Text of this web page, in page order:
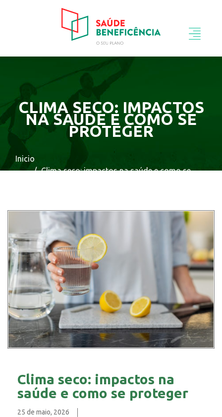
CLIMA SECO: IMPACTOS
NA SAÚDE E COMO SE
PROTEGER
Inicio
Clima seco: impactos na saúde e como se
Clima seco: impactos na
saúde e como se proteger
25 de maio, 2026